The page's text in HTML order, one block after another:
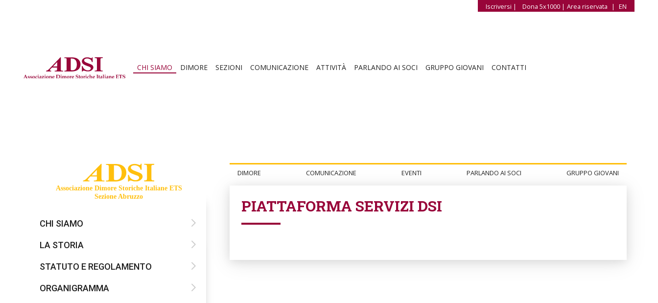
Iscriversi | Dona 5x1000 | Area riservata | EN
CHI SIAMO DIMORE SEZIONI COMUNICAZIONE ATTIVITÀ PARLANDO AI SOCI GRUPPO GIOVANI CONTATTI
Associazione Dimore Storiche Italiane ETS
Sezione Abruzzo
CHI SIAMO
LA STORIA
STATUTO E REGOLAMENTO
ORGANIGRAMMA
DIMORE COMUNICAZIONE EVENTI PARLANDO AI SOCI GRUPPO GIOVANI
PIATTAFORMA SERVIZI DSI